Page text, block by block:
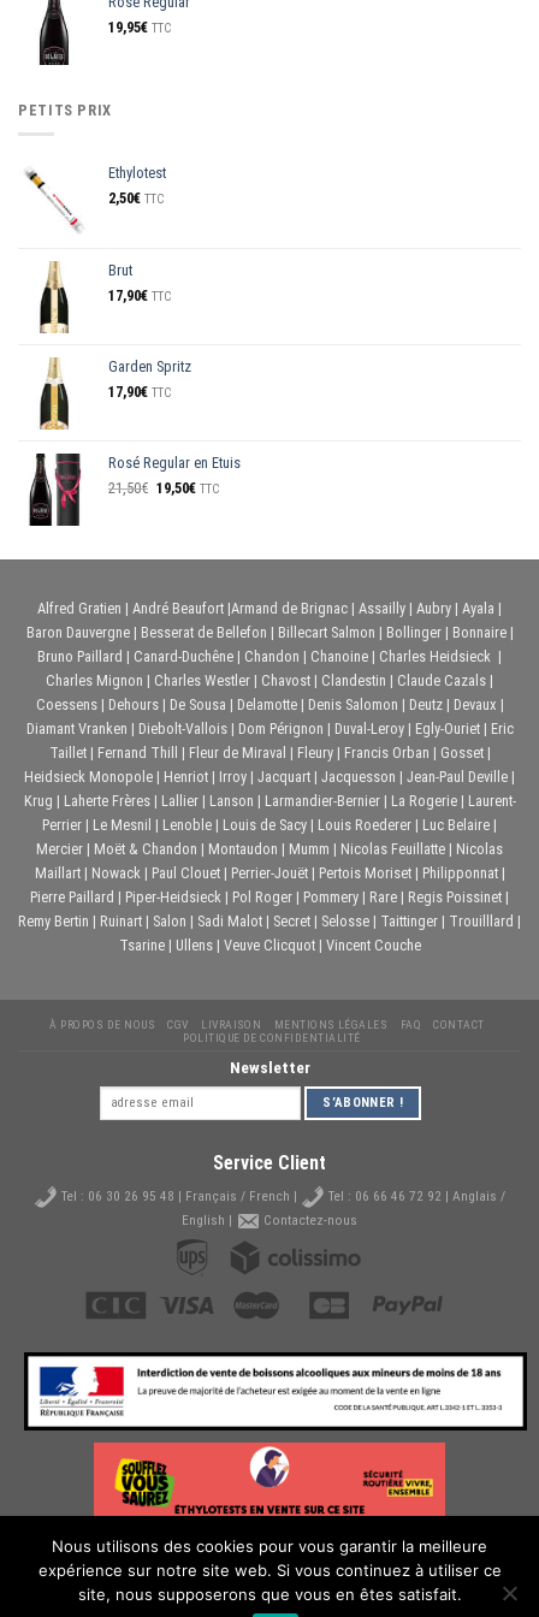
19,95€ TTC
PETITS PRIX
Ethylotest
2,50€ TTC
Brut
17,90€ TTC
Garden Spritz
17,90€ TTC
Rosé Regular en Etuis
21,50€ Le
21,50€.
19,50€Le
19,50€.
TTC
Alfred Gratien | André Beaufort |Armand de Brignac | Assailly | Aubry | Ayala |
Baron Dauvergne| Besserat de Bellefon | Billecart Salmon | Bollinger| Bonnaire|
Bruno Paillard | Canard-Duchêne | Chandon | Chanoine | Charles Heidsieck |
Charles Mignon | Charles Westler | Chavost | Clandestin | Claude Cazals |
Coessens| Dehours| De Sousa | Delamotte| Denis Salomon | Deutz| Devaux |
Diamant Vranken | Diebolt-Vallois| Dom Pérignon | Duval-Leroy| Egly-Ouriet| Eric
Taillet| Fernand Thill | Fleur de Miraval | Fleury| Francis Orban | Gosset|
Heidsieck Monopole | Henriot | Irroy | Jacquart | Jacquesson | Jean-Paul Deville |
Krug | Laherte Frères| Lallier| Lanson | Larmandier-Bernier| La Rogerie| Laurent-
Perrier | Le Mesnil | Lenoble | Louis de Sacy | Louis Roederer | Luc Belaire |
Mercier | Moët & Chandon | Montaudon | Mumm | Nicolas Feuillatte | Nicolas
Maillart| Nowack | Paul Clouet| Perrier-Jouët| Pertois Moriset| Philipponnat|
Pierre Paillard | Piper-Heidsieck | Pol Roger | Pommery | Rare | Regis Poissinet |
Remy Bertin | Ruinart | Salon | Sadi Malot | Secret | Selosse | Taittinger | Trouilllard |
Tsarine| Ullens| Veuve Clicquot| Vincent Couche
À PROPOS DE NOUS CGV LIVRAISON MENTIONS LÉGALES FAQ
CONTACT
POLITIQUE DE CONFIDENTIALITÉ
Newsletter
Service Client
Tel : 06 30 26 95 48 | Français / French | Tel : 06 66 46 72 92 | Anglais /
English |
Contactez-nous
© 2026 © Brut de Champ
Nous utilisons des cookies pour vous garantir la meilleure
expérience sur notre site web. Si vous continuez à utiliser ce
site, nous supposerons que vous en êtes satisfait.